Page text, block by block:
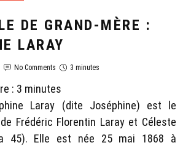
DE GRAND-MÈRE :
LARAY
No Comments 3 minutes
: 3 minutes
Laray (dite Joséphine) est le
Frédéric Florentin Laray et Céleste
45). Elle est née 25 mai 1868 à